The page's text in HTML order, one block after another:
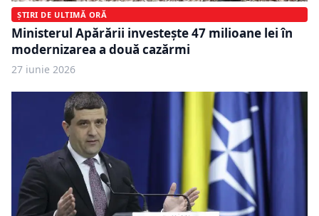
ȘTIRI DE ULTIMĂ ORĂ
Ministerul Apărării investește 47 milioane lei în
modernizarea a două cazărmi
27 iunie 2026